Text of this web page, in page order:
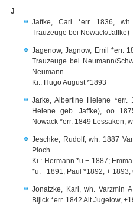
J
Jaffke, Carl *err. 1836,
Trauzeuge bei Nowack/Jaffke)
Jagenow, Jagnow, Emil *err.
Trauzeuge bei Neumann/
Neumann
Ki.: Hugo August *1893
Jarke, Albertine Helene *err.
Helene geb. Jaffke), oo
Nowack *err. 1849 Lessaken,
Jeschke, Rudolf, wh. 1887
Pioch
Ki.: Hermann *u.+ 1887;
*u.+ 1891; Paul *1892, +
Jonatzke, Karl, wh. Varzmin
Bijick *err. 1842 Alt Jugelow,